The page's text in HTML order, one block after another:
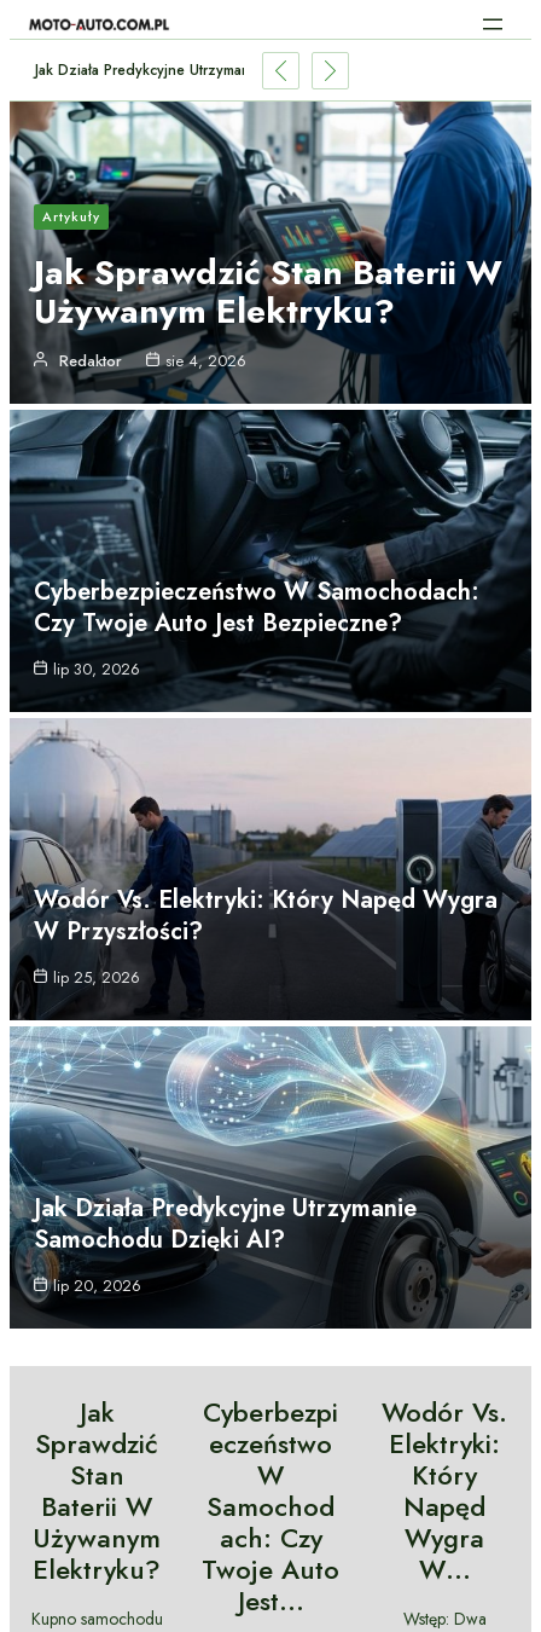
Jak Działa Predykcyjne Utrzymanie Samochodu Dzięki AI?
Artykuły
Jak Sprawdzić Stan Baterii W
Używanym Elektryku?
Redaktor sie 4, 2026
Cyberbezpieczeństwo W Samochodach:
Czy Twoje Auto Jest Bezpieczne?
lip 30, 2026
Wodór Vs. Elektryki: Który Napęd Wygra
W Przyszłości?
lip 25, 2026
Jak Działa Predykcyjne Utrzymanie
Samochodu Dzięki AI?
lip 20, 2026
Jak
Sprawdzić
Stan
Baterii W
Używanym
Elektryku?
Kupno samochodu
Cyberbezpi
Eczeństwo
W
Samochod
Ach: Czy
Twoje Auto
Jest…
Wodór Vs.
Elektryki:
Który
Napęd
Wygra
W…
Wstęp: Dwa